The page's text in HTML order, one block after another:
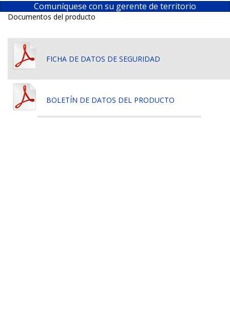
Comuníquese con su gerente de territorio
Documentos del producto
FICHA DE DATOS DE SEGURIDAD
BOLETÍN DE DATOS DEL PRODUCTO